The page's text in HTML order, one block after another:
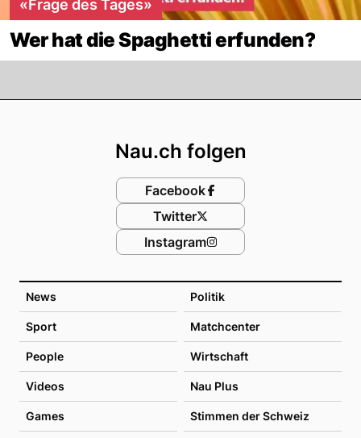
«Frage des Tages»
Wer hat die Spaghetti erfunden?
News Politik
Sport Matchcenter
People Wirtschaft
Videos Nau Plus
Games Stimmen der Schweiz
Nau.ch folgen
Facebook
Twitter
Instagram